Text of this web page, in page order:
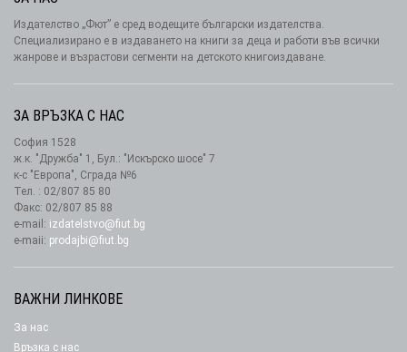
Издателство „Фют” е сред водещите български издателства.
Специализирано е в издаването на книги за деца и работи във всички
жанрове и възрастови сегменти на детското книгоиздаване.
ЗА ВРЪЗКА С НАС
София 1528
ж.к. "Дружба" 1, Бул.: "Искърско шосе" 7
к-с "Европа", Сграда №6
Тел. : 02/807 85 80
Факс: 02/807 85 88
e-mail: izdatelstvo@fiut.bg
e-maii: prodajbi@fiut.bg
ВАЖНИ ЛИНКОВЕ
За нас
Връзка с нас